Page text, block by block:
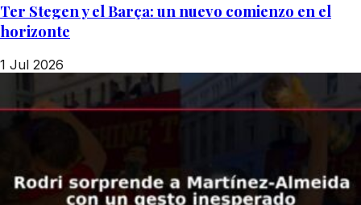
Ter Stegen y el Barça: un nuevo comienzo en el
horizonte
1 Jul 2026